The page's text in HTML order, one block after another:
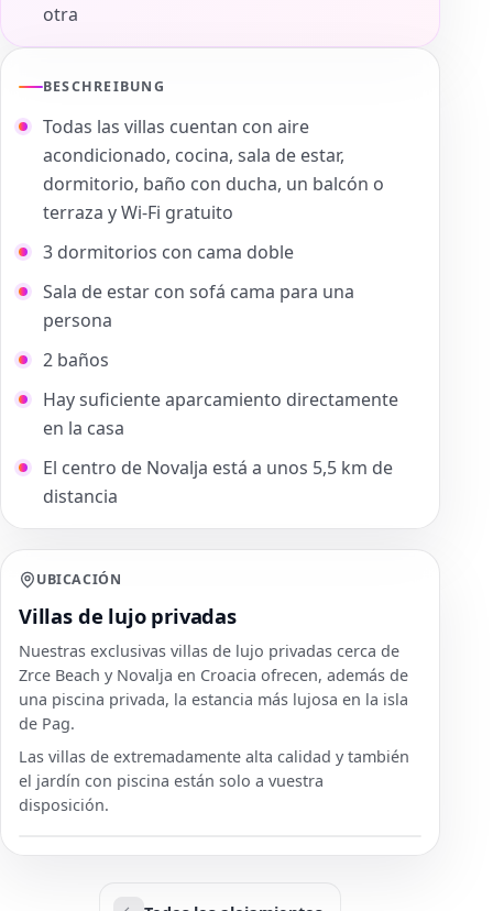
otra
BESCHREIBUNG
Todas las villas cuentan con aire
acondicionado, cocina, sala de estar,
dormitorio, baño con ducha, un balcón o
terraza y Wi-Fi gratuito
3 dormitorios con cama doble
Sala de estar con sofá cama para una
persona
2 baños
Hay suficiente aparcamiento directamente
en la casa
El centro de Novalja está a unos 5,5 km de
distancia
UBICACIÓN
Villas de lujo privadas
Nuestras exclusivas villas de lujo privadas cerca de
Zrce Beach y Novalja en Croacia ofrecen, además de
una piscina privada, la estancia más lujosa en la isla
de Pag.
Las villas de extremadamente alta calidad y también
el jardín con piscina están solo a vuestra
disposición.